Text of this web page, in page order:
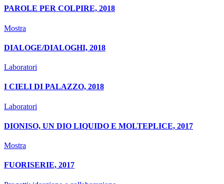
PAROLE PER COLPIRE, 2018
Mostra
DIALOGE/DIALOGHI, 2018
Laboratori
I CIELI DI PALAZZO, 2018
Laboratori
DIONISO, UN DIO LIQUIDO E MOLTEPLICE, 2017
Mostra
FUORISERIE, 2017